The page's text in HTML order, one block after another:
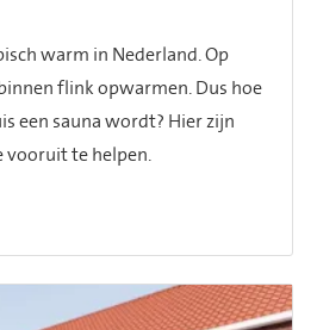
warm in Nederland. Op
flink opwarmen. Dus hoe
een sauna wordt? Hier zijn
te helpen.